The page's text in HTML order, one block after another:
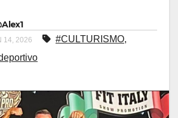
14, 2026 #CULTURISMO,